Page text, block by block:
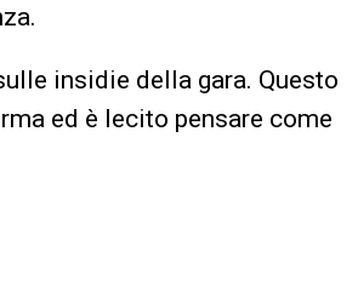
insidie della gara. Questo
ed è lecito pensare come